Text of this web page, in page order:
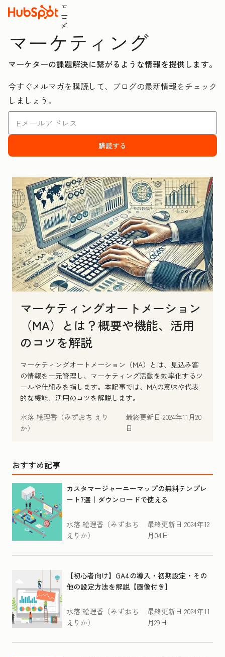
メ
ニ
ュ
マーケティング
マーケターの課題解決に繋がるような情報を提供します。
今すぐメルマガを購読して、ブログの最新情報をチェック
しましょう。
購読する
マーケティングオートメーション
（MA）とは？概要や機能、活用
のコツを解説
マーケティングオートメーション（MA）とは、見込み客
の情報を一元管理し、マーケティング活動を効率化するツ
ールや仕組みを指します。本記事では、MAの意味や代表
的な機能、活用のコツを解説します。
水落 絵理香（みずおち えり
か）
最終更新日 2024年11月20
日
おすすめ記事
カスタマージャーニーマップの無料テンプレ
ート7選｜ダウンロードで使える
水落 絵理香（みずおち
えりか）
最終更新日 2024年12
月04日
【初心者向け】GA4の導入・初期設定・その
他の設定方法を解説【画像付き】
水落 絵理香（みずおち
えりか）
最終更新日 2024年11
月29日